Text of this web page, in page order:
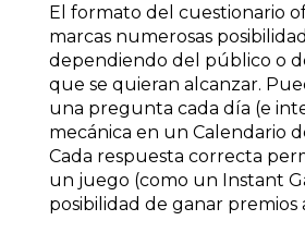
El formato del cuestionario
marcas numerosas
dependiendo del público o
que se quieran alcanzar.
una pregunta cada día (e
mecánica en un Calendario
Cada respuesta correcta
un juego (como un Instant
posibilidad de ganar premios